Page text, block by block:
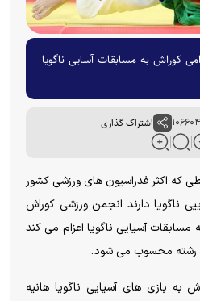
کوراش به مسابقات آسایی ناگویا
اشتراک گذاری
که اکثر فدراسیون های ورزشی کشور
ناگویا دارند انجمن ورزشی کوراش
مسابقات آسیایی ناگویا اعزام می کند
رشته محسوب می شود.
به بازی های آسیایی ناگویا هانیه